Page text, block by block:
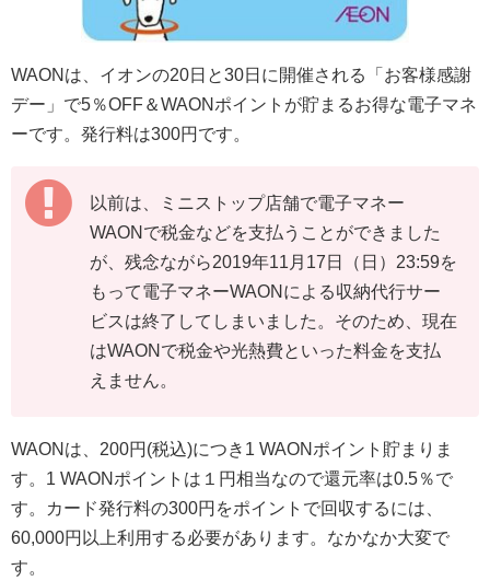
WAONは、イオンの20日と30日に開催される「お客様感謝
デー」で5％OFF＆WAONポイントが貯まるお得な電子マネ
ーです。発行料は300円です。
以前は、ミニストップ店舗で電子マネー
WAONで税金などを支払うことができました
が、残念ながら2019年11月17日（日）23:59を
もって電子マネーWAONによる収納代行サー
ビスは終了してしまいました。そのため、現在
はWAONで税金や光熱費といった料金を支払
えません。
WAONは、200円(税込)につき1 WAONポイント貯まりま
す。1 WAONポイントは１円相当なので還元率は0.5％で
す。カード発行料の300円をポイントで回収するには、
60,000円以上利用する必要があります。なかなか大変で
す。